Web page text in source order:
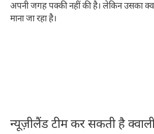
अपनी जगह पक्की नहीं की है। लेकिन उसका
माना जा रहा है।
न्यूज़ीलैंड टीम कर सकती है